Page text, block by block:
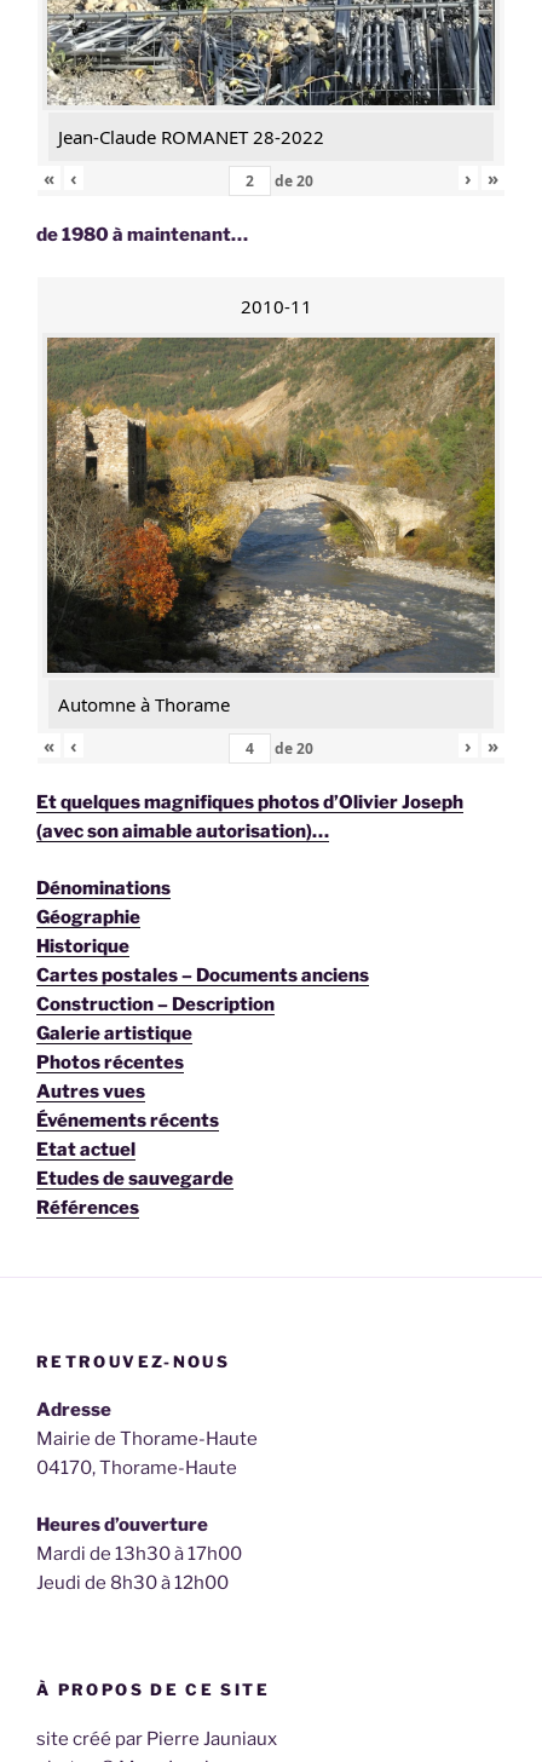
Jean-Claude ROMANET 28-2022
«
‹ de20 › »
de 1980 à maintenant…
2010-11
Automne à Thorame
«
‹ de20 › »
Et quelques magnifiques photos d’Olivier Joseph
(avec son aimable autorisation)…
Dénominations
Géographie
Historique
Cartes postales – Documents anciens
Construction – Description
Galerie artistique
Photos récentes
Autres vues
Événements récents
Etat actuel
Etudes de sauvegarde
Références
RETROUVEZ-NOUS
Adresse
Mairie de Thorame-Haute
04170, Thorame-Haute
Heures d’ouverture
Mardi de 13h30 à 17h00
Jeudi de 8h30 à 12h00
À PROPOS DE CE SITE
site créé par Pierre Jauniaux